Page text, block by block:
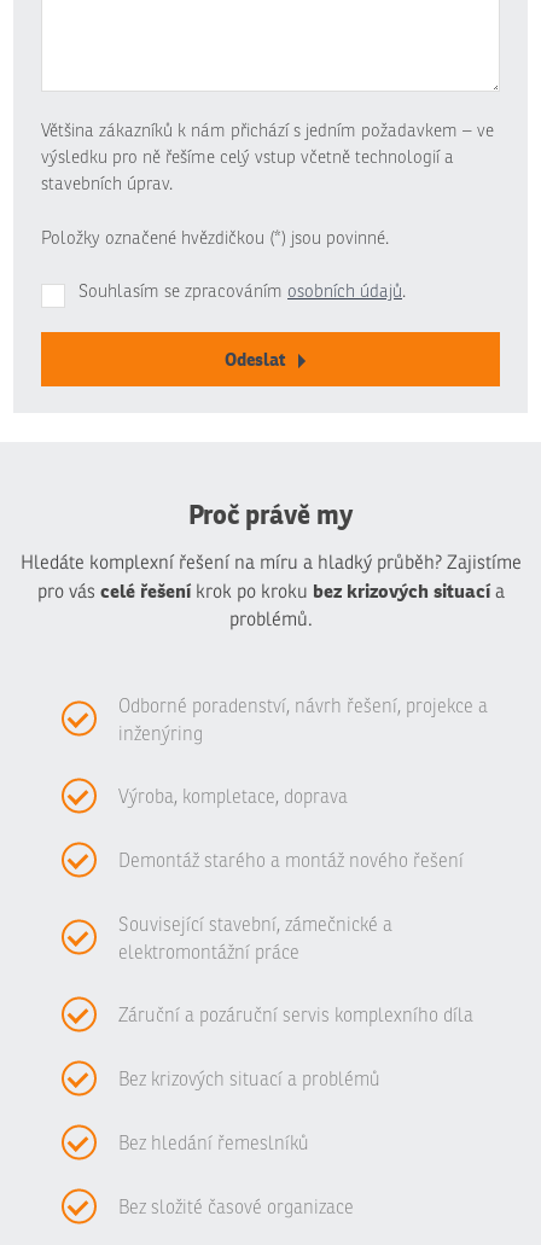
Většina zákazníků k nám přichází s jedním požadavkem – ve
výsledku pro ně řešíme celý vstup včetně technologií a
stavebních úprav.
Položky označené hvězdičkou (*) jsou povinné.
Souhlasím se zpracováním osobních údajů.
Odeslat
Proč právě my
Hledáte komplexní řešení na míru a hladký průběh? Zajistíme
pro vás celé řešeníkrok po kroku bez krizových situacía
problémů.
Odborné poradenství, návrh řešení, projekce a
inženýring
Výroba, kompletace, doprava
Demontáž starého a montáž nového řešení
Související stavební, zámečnické a
elektromontážní práce
Záruční a pozáruční servis komplexního díla
Bez krizových situací a problémů
Bez hledání řemeslníků
Bez složité časové organizace